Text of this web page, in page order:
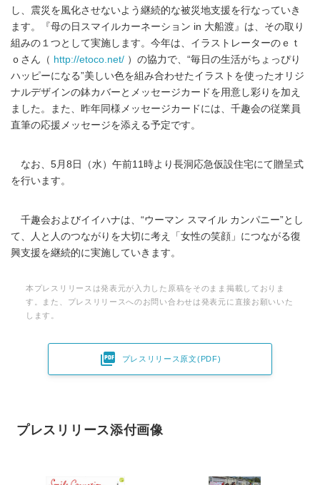
し、震災を風化させないよう継続的な被災地支援を行なっていき
ます。『母の日スマイルカーネーション in 大船渡』は、その取り
組みの１つとして実施します。今年は、イラストレーターのｅｔ
ｏさん（ http://etoco.net/ ）の協力で、“毎日の生活がちょっぴり
ハッピーになる”美しい色を組み合わせたイラストを使ったオリジ
ナルデザインの鉢カバーとメッセージカードを用意し彩りを加え
ました。また、昨年同様メッセージカードには、千趣会の従業員
直筆の応援メッセージを添える予定です。
なお、5月8日（水）午前11時より長洞応急仮設住宅にて贈呈式
を行います。
千趣会およびイイハナは、“ウーマン スマイル カンパニー”とし
て、人と人のつながりを大切に考え「女性の笑顔」につながる復
興支援を継続的に実施していきます。
本プレスリリースは発表元が入力した原稿をそのまま掲載しておりま
す。また、プレスリリースへのお問い合わせは発表元に直接お願いいた
します。
 プレスリリース原文(PDF)
プレスリリース添付画像